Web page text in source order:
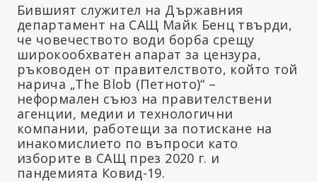
Бившият служител на Държавния
департамент на САЩ Майк Бенц твърди,
че човечеството води борба срещу
широкообхватен апарат за цензура,
ръководен от правителството, който той
нарича „The Blob (Петното)“ –
неформален съюз на правителствени
агенции, медии и технологични
компании, работещи за потискане на
инакомислието по въпроси като
изборите в САЩ през 2020 г. и
пандемията Ковид-19.